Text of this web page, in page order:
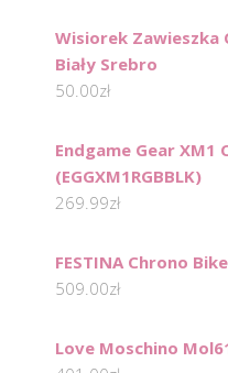
Wisiorek Zawieszka
Biały Srebro
50.00zł
Endgame Gear XM1
(EGGXM1RGBBLK)
269.99zł
FESTINA Chrono
509.00zł
Love Moschino